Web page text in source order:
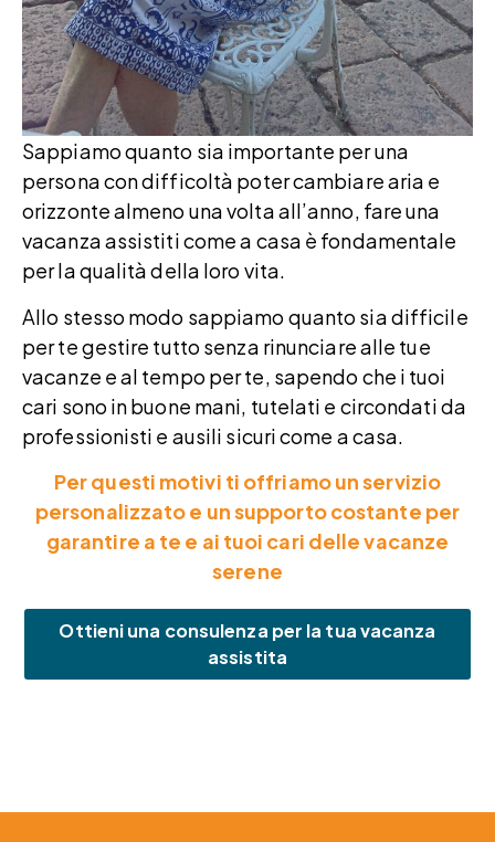
Sappiamo quanto sia importante per una
persona con difficoltà poter cambiare aria e
orizzonte almeno una volta all’anno, fare una
vacanza assistiti come a casa è fondamentale
per la qualità della loro vita.
Allo stesso modo sappiamo quanto sia difficile
per te gestire tutto senza rinunciare alle tue
vacanze e al tempo per te, sapendo che i tuoi
cari sono in buone mani, tutelati e circondati da
professionisti e ausili sicuri come a casa.
Per questi motivi ti offriamo un servizio
personalizzato e un supporto costante per
garantire a te e ai tuoi cari delle vacanze
serene
Ottieni una consulenza per la tua vacanza
assistita